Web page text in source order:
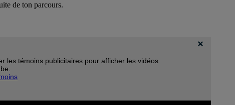
de ton parcours.
les témoins publicitaires pour afficher les vidéos